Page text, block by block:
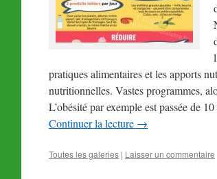
pratiques alimentaires et les apports
nutritionnelles. Vastes programmes,
L’obésité par exemple est passée de
Continuer la lecture →
Toutes les galeries | Laisser un commentaire